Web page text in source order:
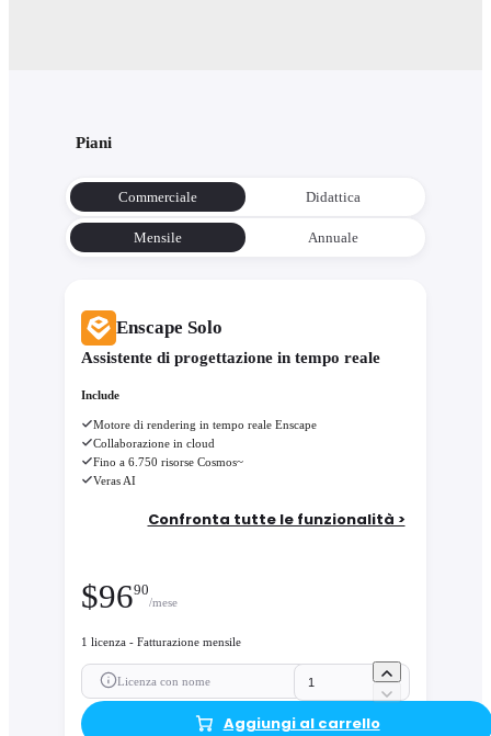
Piani
Commerciale Didattica
Mensile Annuale
Enscape Solo
Assistente di progettazione in tempo reale
Include
Motore di rendering in tempo reale Enscape
Collaborazione in cloud
Fino a 6.750 risorse Cosmos~
Veras AI
Confronta tutte le funzionalità >
$9690
/mese
1 licenza - Fatturazione mensile
Licenza con nome
Aggiungi al carrello